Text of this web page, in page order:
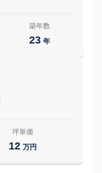
築年数
23 年
坪単価
12 万円